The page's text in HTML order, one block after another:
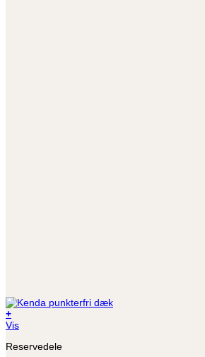
+
Dette
har
Vis
Reservedele